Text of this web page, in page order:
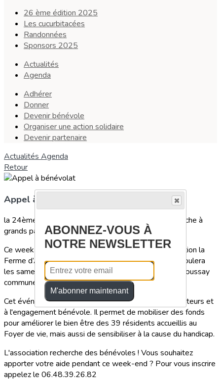
26 ème édition 2025
Les cucurbitacées
Randonnées
Sponsors 2025
Actualités
Agenda
Adhérer
Donner
Devenir bénévole
Organiser une action solidaire
Devenir partenaire
Actualités Agenda
Retour
Appel à bénévolat
la 24ème édition du Marché aux Cucurbitacées approche à
grands pas !
Ce week-end festif et solidaire organisé par l’association la
Ferme d’Activités des Mauges depuis 24 ans, se déroulera
les samedi 14 et dimanche 15 octobre au coeur de Roussay
commune de Sèvremoine.
Cet événement est possible grâce au soutien des visiteurs et
à l'engagement bénévole. Il permet de mobiliser des fonds
pour améliorer le bien être des 39 résidents accueillis au
Foyer de vie, mais aussi de sensibiliser à la cause du handicap.
L'association recherche des bénévoles ! Vous souhaitez
apporter votre aide pendant ce week-end ? Pour vous inscrire
appelez le 06.48.39.26.82
ABONNEZ-VOUS À
NOTRE NEWSLETTER
M'abonner maintenant